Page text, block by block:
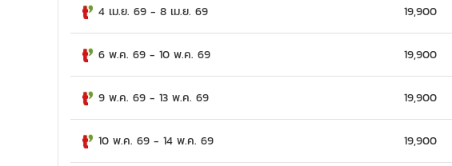
4 เม.ย. 69 - 8 เม.ย. 69 19,900
6 พ.ค. 69 - 10 พ.ค. 69 19,900
9 พ.ค. 69 - 13 พ.ค. 69 19,900
10 พ.ค. 69 - 14 พ.ค. 69 19,900